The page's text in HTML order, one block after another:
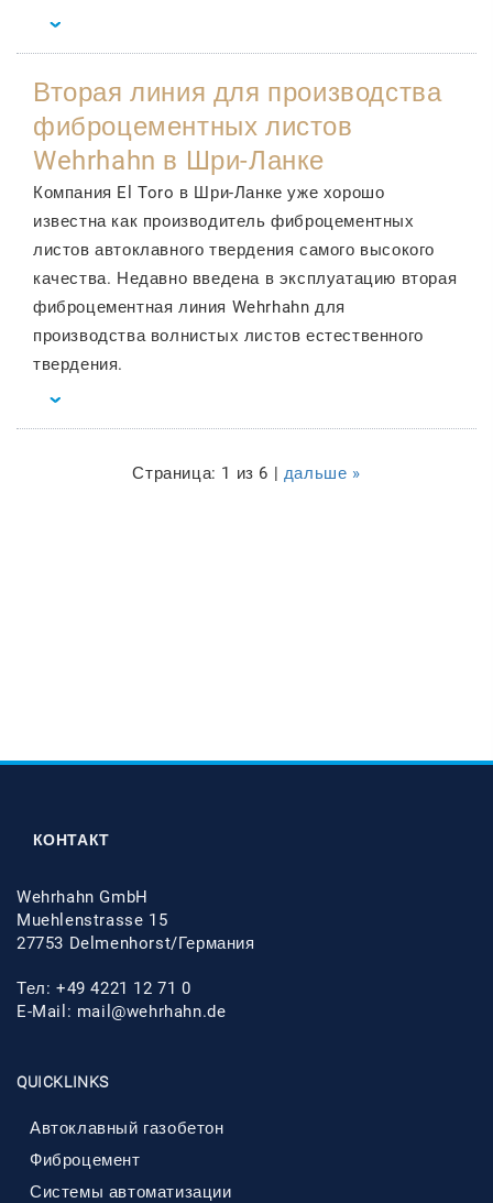
Вторая линия для производства
фиброцементных листов
Wehrhahn в Шри-Ланке
Компания El Toro в Шри-Ланке уже хорошо
известна как производитель фиброцементных
листов автоклавного твердения самого высокого
качества. Недавно введена в эксплуатацию вторая
фиброцементная линия Wehrhahn для
производства волнистых листов естественного
твердения.
Страница: 1 из 6 | дальше »
КОНТАКТ
Wehrhahn GmbH
Muehlenstrasse 15
27753 Delmenhorst/Германия
Тел: +49 4221 12 71 0
E-Mail: mail@wehrhahn.de
QUICKLINKS
Автоклавный газобетон
Фиброцемент
Системы автоматизации